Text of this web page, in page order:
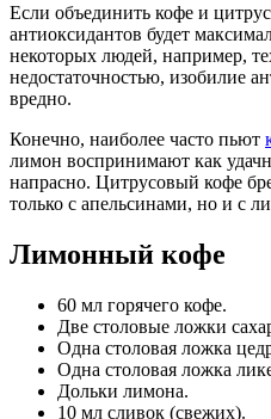
Если объединить кофе и
антиоксидантов будет
некоторых людей, например,
недостаточностью, изобилие
вредно.
Конечно, наиболее часто пьют
лимон воспринимают как
напрасно. Цитрусовый кофе
только с апельсинами, но и с
Лимонный кофе
60 мл горячего кофе.
Две столовые ложки
Одна столовая ложка
Одна столовая ложка
Дольки лимона.
10 мл сливок (свежих).